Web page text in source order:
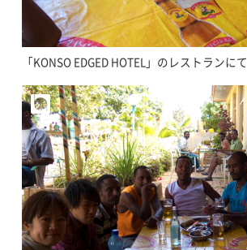
「KONSO EDGED HOTEL」のレストランにて